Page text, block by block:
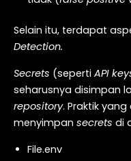
Selain itu, terdapat
Detection.
Secrets (seperti API
seharusnya disimpan
repository. Praktik
menyimpan secrets di
File.env